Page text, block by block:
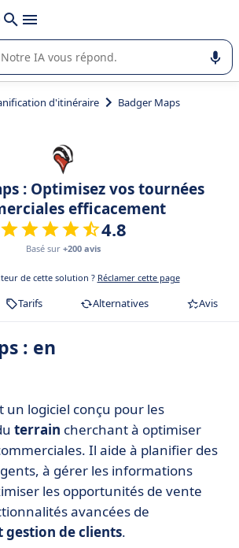
avec
guide dans l'utilisation ou la sélection de
d'itinéraire Badger Maps
: Optimisez vos tournées
efficacement
4.8
Basé sur +200 avis
de cette solution ? Réclamer cette page
Tarifs Alternatives Avis
: en
un logiciel conçu pour les
terrain cherchant à optimiser
Il aide à planifier des
à gérer les informations
les opportunités de vente
avancées de
de clients.